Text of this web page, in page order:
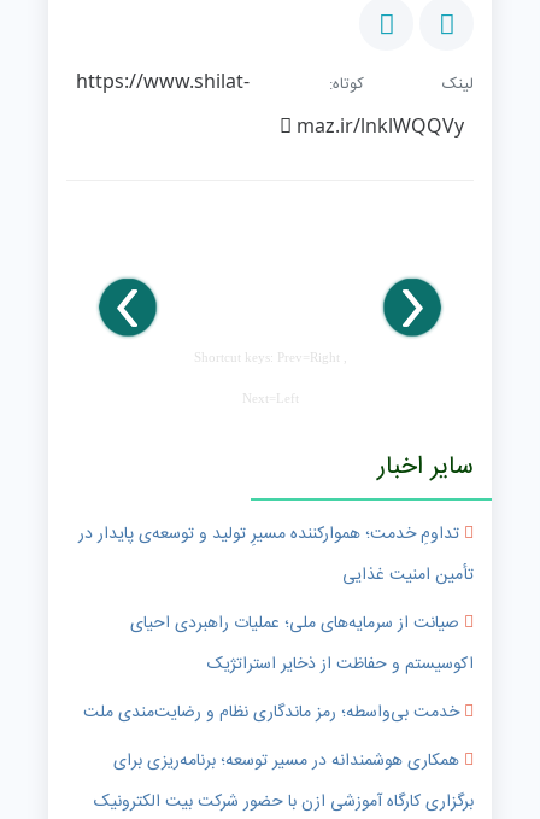
لینک کوتاه:
https://www.shilat-
maz.ir/lnklWQQVy
Shortcut keys: Prev=Right ,
Next=Left
سایر اخبار
تداومِ خدمت؛ هموارکننده مسیرِ تولید و توسعه‌ی پایدار در
تأمین امنیت غذایی
صیانت از سرمایه‌های ملی؛ عملیات راهبردی احیای
اکوسیستم و حفاظت از ذخایر استراتژیک
خدمت بی‌واسطه؛ رمز ماندگاری نظام و رضایت‌مندی ملت
همکاری هوشمندانه در مسیر توسعه؛ برنامه‌ریزی برای
برگزاری کارگاه آموزشی ازن با حضور شرکت بیت الکترونیک